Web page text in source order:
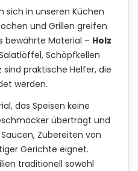
m
e
n
t
e
d
e
L
i
s
t
e
n
g
sich in unseren Küchen
und Grillen greifen
bewährte Material – Holz
Schöpfkellen
praktische Helfer, die
werden.
das Speisen keine
überträgt und
Zubereiten von
Gerichte eignet.
traditionell sowohl